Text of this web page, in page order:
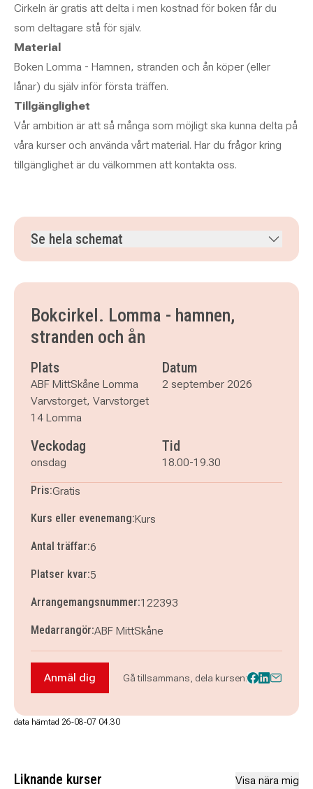
Cirkeln är gratis att delta i men kostnad för boken får du
som deltagare stå för själv.
Material
Boken Lomma - Hamnen, stranden och ån köper (eller
lånar) du själv inför första träffen.
Tillgänglighet
Vår ambition är att så många som möjligt ska kunna delta på
våra kurser och använda vårt material. Har du frågor kring
tillgänglighet är du välkommen att kontakta oss.
Se hela schemat
onsdag 23 september 2026
klockan 18.00–19.30
onsdag 7 oktober 2026klockan 18.00–19.30
onsdag 21 oktober 2026
Bokcirkel. Lomma - hamnen,
stranden och ån
Plats
ABF MittSkåne Lomma
Varvstorget, Varvstorget
14 Lomma
Datum
2 september 2026
Veckodag
onsdag
Tid
18.00-19.30
Pris:Gratis
Kurs eller evenemang:Kurs
Antal träffar:6
Platser kvar:5
Arrangemangsnummer:122393
Medarrangör:ABF MittSkåne
Anmäl dig till Bokcirkel. Lomma - hamnen,
Anmäl dig Gå tillsammans, dela kursen:
data hämtad 26-08-07 04.30
Liknande kurser Visa nära mig